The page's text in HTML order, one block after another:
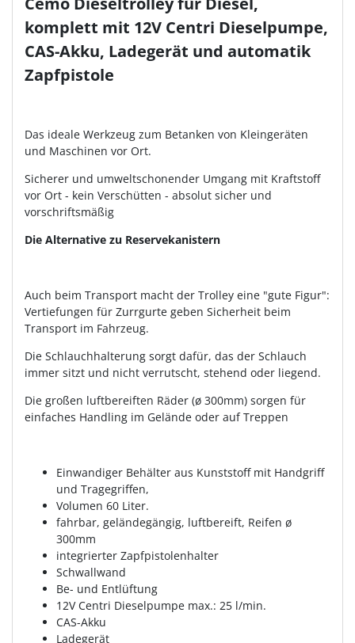
komplett mit 12V Centri Dieselpumpe,
CAS-Akku, Ladegerät und automatik
Zapfpistole
Das ideale Werkzeug zum Betanken von Kleingeräten
und Maschinen vor Ort.
Sicherer und umweltschonender Umgang mit Kraftstoff
vor Ort - kein Verschütten - absolut sicher und
vorschriftsmäßig
Die Alternative zu Reservekanistern
Auch beim Transport macht der Trolley eine "gute Figur":
Vertiefungen für Zurrgurte geben Sicherheit beim
Transport im Fahrzeug.
Die Schlauchhalterung sorgt dafür, das der Schlauch
immer sitzt und nicht verrutscht, stehend oder liegend.
Die großen luftbereiften Räder (ø 300mm) sorgen für
einfaches Handling im Gelände oder auf Treppen
Einwandiger Behälter aus Kunststoff mit Handgriff
und Tragegriffen,
Volumen 60 Liter.
fahrbar, geländegängig, luftbereift, Reifen ø
300mm
integrierter Zapfpistolenhalter
Schwallwand
Be- und Entlüftung
12V Centri Dieselpumpe max.: 25 l/min.
CAS-Akku
Ladegerät